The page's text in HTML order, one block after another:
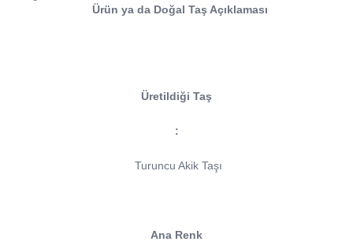
Ürün ya da Doğal Taş Açıklaması
Üretildiği Taş
:
Turuncu Akik Taşı
Ana Renk